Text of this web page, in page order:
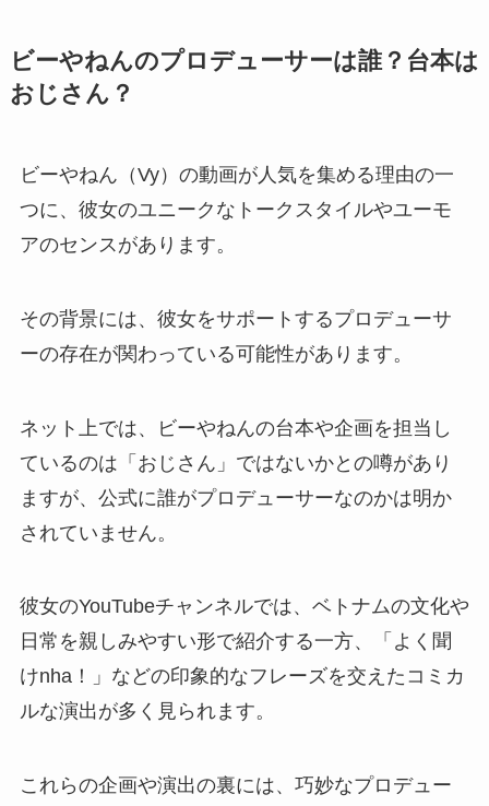
ビーやねんのプロデューサーは誰？台本は
おじさん？
ビーやねん（Vy）の動画が人気を集める理由の一
つに、彼女のユニークなトークスタイルやユーモ
アのセンスがあります。
その背景には、彼女をサポートするプロデューサ
ーの存在が関わっている可能性があります。
ネット上では、ビーやねんの台本や企画を担当し
ているのは「おじさん」ではないかとの噂があり
ますが、公式に誰がプロデューサーなのかは明か
されていません。
彼女のYouTubeチャンネルでは、ベトナムの文化や
日常を親しみやすい形で紹介する一方、「よく聞
けnha！」などの印象的なフレーズを交えたコミカ
ルな演出が多く見られます。
これらの企画や演出の裏には、巧妙なプロデュー